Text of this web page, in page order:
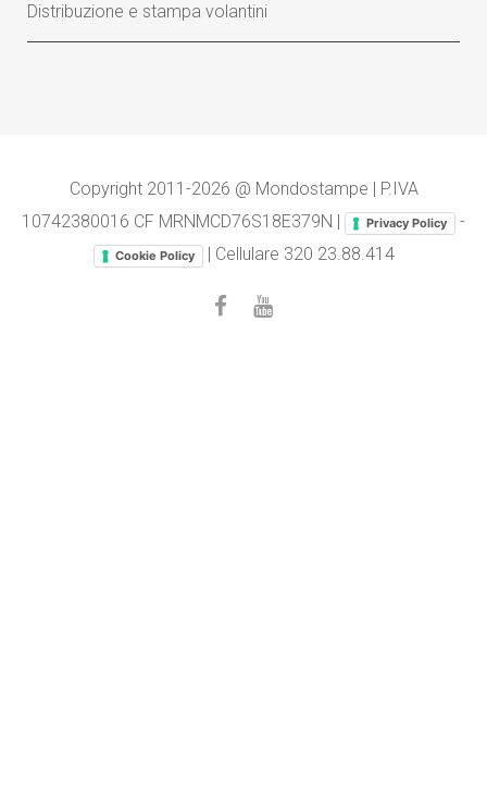
Distribuzione e stampa volantini
Copyright 2011-2026 @ Mondostampe | P.IVA
10742380016 CF MRNMCD76S18E379N |
Privacy Policy -
Cookie Policy | Cellulare 320 23.88.414